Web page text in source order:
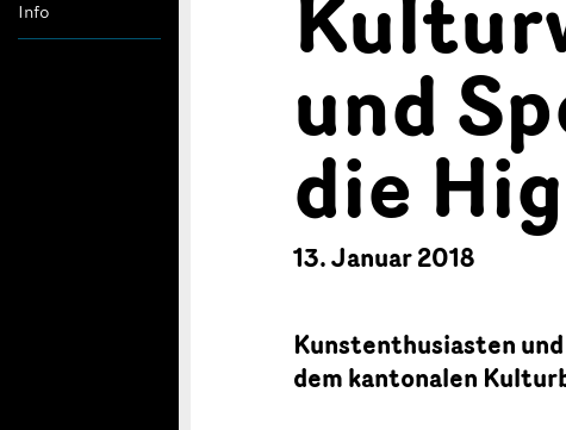
Info
und
die
13. Januar 2018
Kunstenthusiasten
dem kantonalen